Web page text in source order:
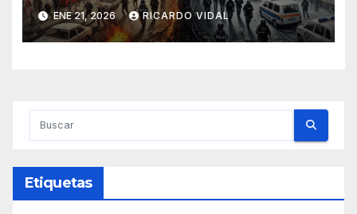
ENE 21, 2026 RICARDO VIDAL
Etiquetas